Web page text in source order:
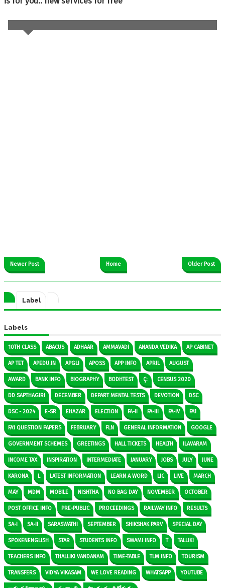
Newer Post Older Post
Home
Label
Labels
10TH CLASS ABACUS ADHAAR AMMAVADI ANANDA VEDIKA AP CABINET
AP TET APEDU.IN APGLI APOSS APP INFO APRIL AUGUST
AWARD BANK INFO BIOGRAPHY BODHTEST Ç: CENSUS 2020
DD SAPTHAGIRI DECEMBER DEPART MENTAL TESTS DEVOTION DSC
DSC - 2024 E-SR EHAZAR ELECTION FA-II FA-III FA-IV FA1
FA1 QUESTION PAPERS FEBRUARY FLN GENERAL INFORMATION GOOGLE
GOVERNMENT SCHEMES GREETINGS HALL TICKETS HEALTH ILAVARAM
INCOME TAX INSPIRATION INTERMEDIATE JANUARY JOBS JULY JUNE
KARONA L LATEST INFORMATION LEARN A WORD LIC LIVE MARCH
MAY MDM MOBILE NISHTHA NO BAG DAY NOVEMBER OCTOBER
POST OFFICE INFO PRE-PUBLIC PROCEEDINGS RAILWAY INFO RESULTS
SA-I SA-II SARASWATHI SEPTEMBER SHIKSHAK PARV SPECIAL DAY
SPOKENENGLISH STAR STUDENTS INFO SWAMI INFO T TALLIKI
TEACHERS INFO THALLIKI VANDANAM TIME-TABLE TLM INFO TOURISM
TRANSFERS VIDYA VIKASAM WE LOVE READING WHATSAPP YOUTUBE